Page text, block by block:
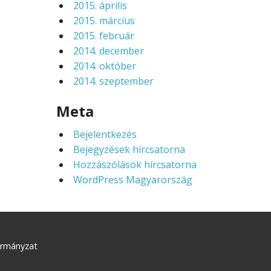
2015. április
2015. március
2015. február
2014. december
2014. október
2014. szeptember
Meta
Bejelentkezés
Bejegyzések hírcsatorna
Hozzászólások hírcsatorna
WordPress Magyarország